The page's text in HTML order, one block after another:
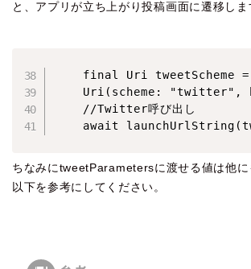
と、アプリが立ち上がり投稿画面に遷移しま
    final Uri tweetScheme =
Uri(scheme: "twitter",
    //Twitter呼び出し
await
ちなみにtweetParametersに渡せる値は他に
以下を参考にしてください。